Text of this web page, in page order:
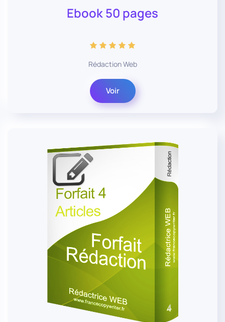
Ebook 50 pages
Rédaction Web
Voir